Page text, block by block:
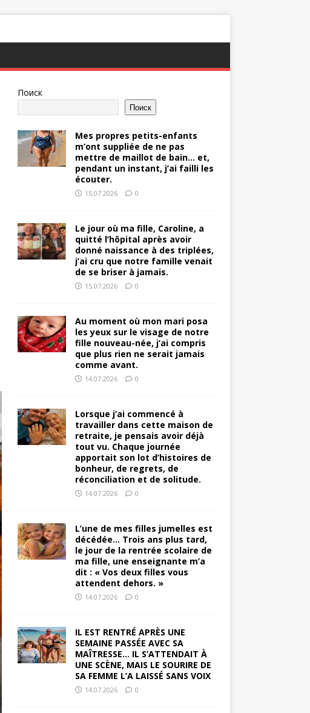
Поиск
Поиск
Mes propres petits-enfants
m’ont suppliée de ne pas
mettre de maillot de bain… et,
pendant un instant, j’ai failli les
écouter.
15.07.2026 0
Le jour où ma fille, Caroline, a
quitté l’hôpital après avoir
donné naissance à des triplées,
j’ai cru que notre famille venait
de se briser à jamais.
15.07.2026 0
Au moment où mon mari posa
les yeux sur le visage de notre
fille nouveau-née, j’ai compris
que plus rien ne serait jamais
comme avant.
14.07.2026 0
Lorsque j’ai commencé à
travailler dans cette maison de
retraite, je pensais avoir déjà
tout vu. Chaque journée
apportait son lot d’histoires de
bonheur, de regrets, de
réconciliation et de solitude.
14.07.2026 0
L’une de mes filles jumelles est
décédée… Trois ans plus tard,
le jour de la rentrée scolaire de
ma fille, une enseignante m’a
dit : « Vos deux filles vous
attendent dehors. »
14.07.2026 0
IL EST RENTRÉ APRÈS UNE
SEMAINE PASSÉE AVEC SA
MAÎTRESSE… IL S’ATTENDAIT À
UNE SCÈNE, MAIS LE SOURIRE DE
SA FEMME L’A LAISSÉ SANS VOIX
14.07.2026 0